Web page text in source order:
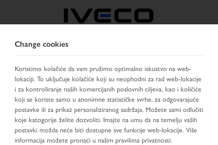
IZABERITE ZEMLJU PROMIJENI JEZIK
Toggle
navigation
MENU
Change cookies
Koristimo kolačiće da vam pružimo optimalno iskustvo na web-
lokaciji. To uključuje kolačiće koji su neophodni za rad web-lokacije
i za kontroliranje naših komercijanih poslovnih ciljeva, kao i količiće
koji se koriste samo u anonimne statističke svrhe, za odgovarajuće
postavke ili za prikaz personaliziranog sadržaja. Možete sami odlučiti
koje katogorije želite dozvoliti. Imajte na umu da na temelju vaših
postavki možda neće biti dostupne sve funkcije web-lokacije. Više
informacija možete pronaći u našim pravilima privatnosti.